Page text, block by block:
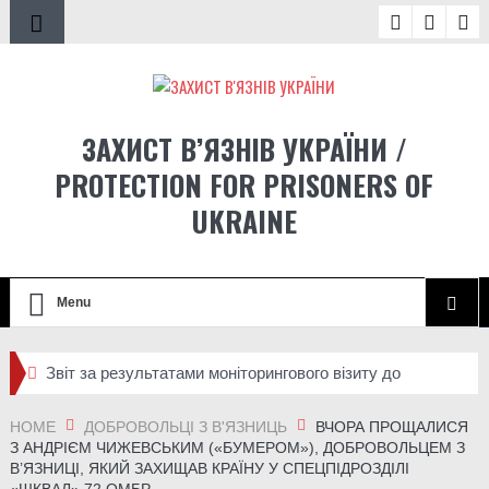
ЗАХИСТ В’ЯЗНІВ УКРАЇНИ /
PROTECTION FOR PRISONERS OF
UKRAINE
Menu
Звіт за результатами моніторингового візиту до
Спец-УДЗ під час великої війни: як засуджені
HOME ДОБРОВОЛЬЦІ З В'ЯЗНИЦЬ
ВЧОРА ПРОЩАЛИСЯ
З АНДРІЄМ ЧИЖЕВСЬКИМ («БУМЕРОМ»), ДОБРОВОЛЬЦЕМ З
В’ЯЗНИЦІ, ЯКИЙ ЗАХИЩАВ КРАЇНУ У СПЕЦПІДРОЗДІЛІ